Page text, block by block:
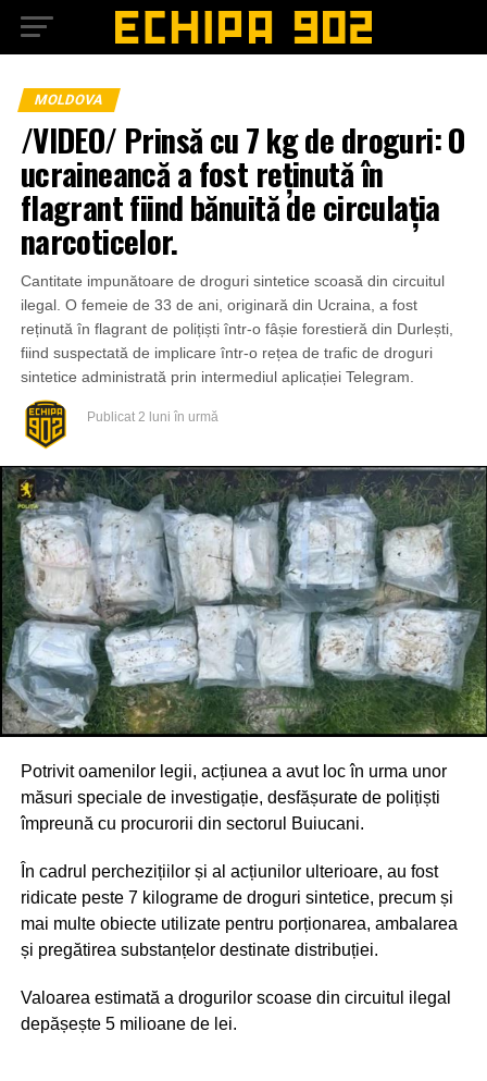
MOLDOVA
/VIDEO/ Prinsă cu 7 kg de droguri: O
ucraineancă a fost reținută în
flagrant fiind bănuită de circulația
narcoticelor.
Cantitate impunătoare de droguri sintetice scoasă din circuitul
ilegal. O femeie de 33 de ani, originară din Ucraina, a fost
reținută în flagrant de polițiști într-o fâșie forestieră din Durlești,
fiind suspectată de implicare într-o rețea de trafic de droguri
sintetice administrată prin intermediul aplicației Telegram.
Publicat 2 luni în urmă
Potrivit oamenilor legii, acțiunea a avut loc în urma unor
măsuri speciale de investigație, desfășurate de polițiști
împreună cu procurorii din sectorul Buiucani.
În cadrul perchezițiilor și al acțiunilor ulterioare, au fost
ridicate peste 7 kilograme de droguri sintetice, precum și
mai multe obiecte utilizate pentru porționarea, ambalarea
și pregătirea substanțelor destinate distribuției.
Valoarea estimată a drogurilor scoase din circuitul ilegal
depășește 5 milioane de lei.